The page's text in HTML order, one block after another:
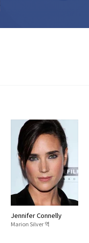
Jennifer Connelly
Marion Silver 역